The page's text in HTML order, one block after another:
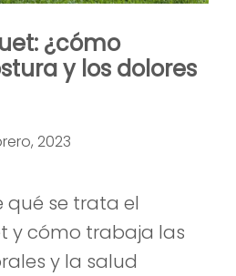
¿cómo
y los dolores
2023
qué se trata el
y cómo trabaja las
y la salud